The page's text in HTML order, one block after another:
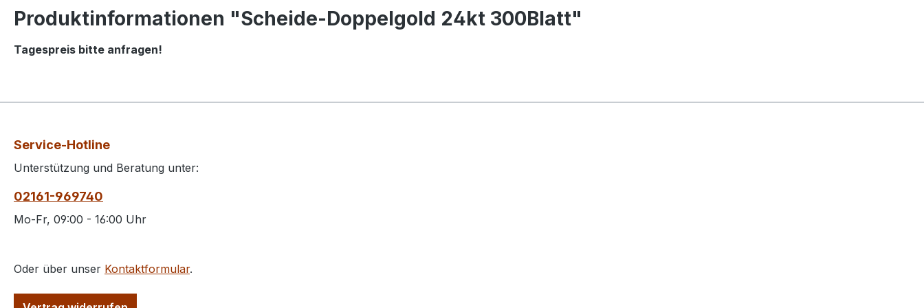
Produktinformationen "Scheide-Doppelgold 24kt 300Blatt"
Tagespreis bitte anfragen!
Service-Hotline
Unterstützung und Beratung unter:
02161-969740
Mo-Fr, 09:00 - 16:00 Uhr
Oder über unser Kontaktformular.